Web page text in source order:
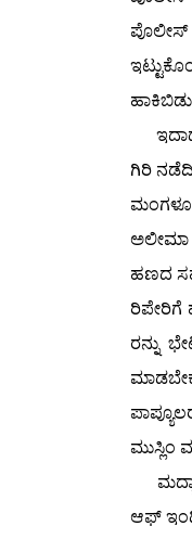
ಪೊಲೀಸ್
ಇದಾದ
ಗಿರಿ
ಅಲೀಮಾ
ಹಣದ
ರಿಪೇರಿಗೆ
ರನ್ನು
ಮುಸ್ಲಿಂ
ಆಫ್